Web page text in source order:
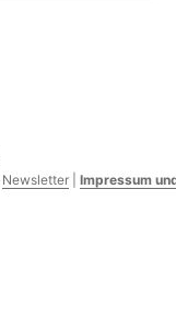
Newsletter Impressum